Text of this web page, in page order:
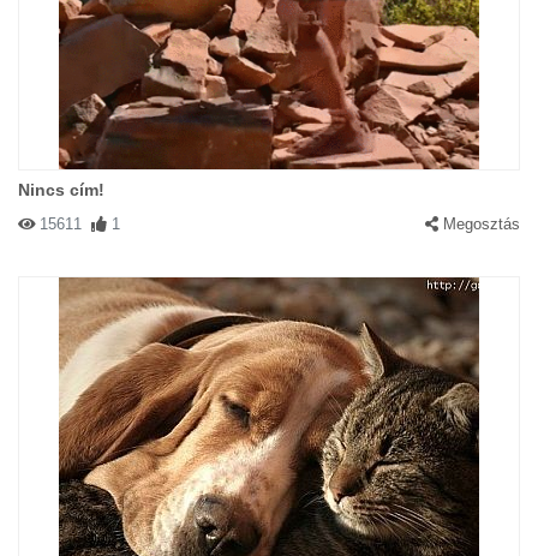
Nincs cím!
15611 1 Megosztás